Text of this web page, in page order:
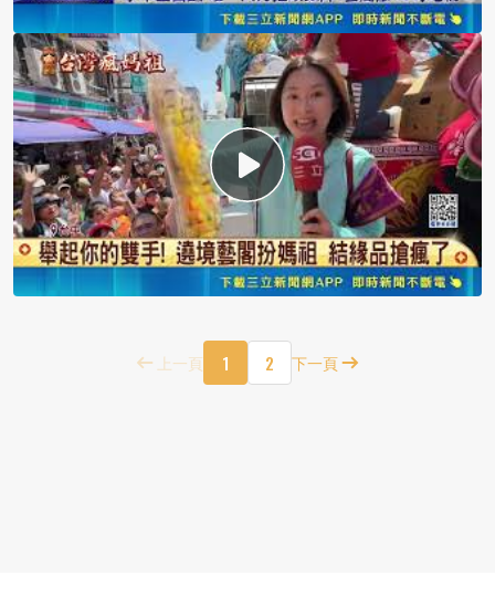
上一頁 1 2 下一頁